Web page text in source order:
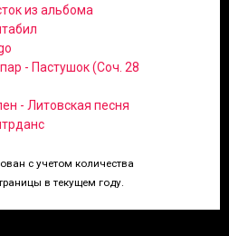
из альбома
- Пастушок (Соч. 28
- Литовская песня
с учетом количества
в текущем году.